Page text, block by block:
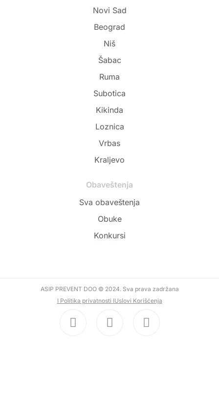
Novi Sad
Beograd
Niš
Šabac
Ruma
Subotica
Kikinda
Loznica
Vrbas
Kraljevo
Obaveštenja
Sva obaveštenja
Obuke
Konkursi
ASIP PREVENT DOO © 2024. Sva prava zadržana
I Politika privatnosti IUslovi Korišćenja